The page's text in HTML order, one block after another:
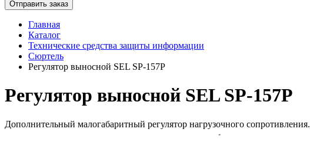
Главная
Каталог
Технические средства защиты информации
Сюртель
Регулятор выносной SEL SР-157P
Регулятор выносной SEL SР-157P
Дополнительный малогабаритный регулятор нагрузочного сопротивления.